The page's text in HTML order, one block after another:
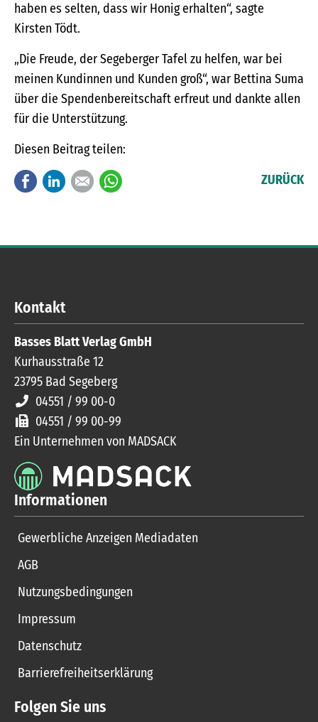
haben es selten, dass wir Honig erhalten“, sagte
Kirsten Tödt.
„Die Freude, der Segeberger Tafel zu helfen, war bei
meinen Kundinnen und Kunden groß“, war Bettina Suma
über die Spendenbereitschaft erfreut und dankte allen
für die Unterstützung.
Diesen Beitrag teilen:
FacebookLinkedInE-mail ZURÜCK
Kontakt
Basses Blatt Verlag GmbH
Kurhausstraße 12
23795 Bad Segeberg
04551 / 99 00-0
04551 / 99 00-99
Ein Unternehmen von MADSACK
Informationen
Gewerbliche Anzeigen Mediadaten
AGB
Nutzungsbedingungen
Impressum
Datenschutz
Barrierefreiheitserklärung
Folgen Sie uns